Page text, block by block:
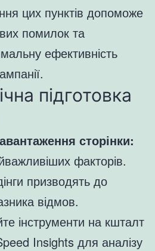
цих пунктів допоможе
помилок та
ефективність
підготовка
сторінки:
факторів.
призводять до
відмов.
інструменти на кшталт
Insights для аналізу